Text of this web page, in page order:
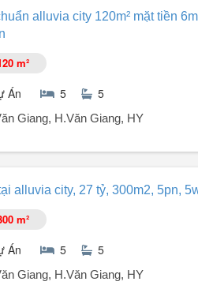
di sản.
nhiên dẫn về từng căn, bể bơi riêng
sông Hồng. Có bến du thuyền riêng
phố cổ, sân vận động Hùng Vương,
alluvia city 120m² mặt tiền
m²
Án 5 5
Giang, H.Văn Giang, HY
giá (Liền Kề view hồ Alluvia)
khoáng nóng tự nhiên. Mặt đường
alluvia city, 27 tỷ, 300m2, 5pn,
m²
Án 5 5
Giang, H.Văn Giang, HY